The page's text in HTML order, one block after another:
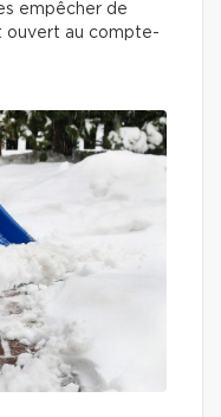
empêcher de
ouvert au compte-